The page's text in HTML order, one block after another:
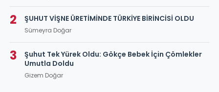
2 ŞUHUT VİŞNE ÜRETİMİNDE TÜRKİYE BİRİNCİSİ OLDU
Sümeyra Doğar
3
Şuhut Tek Yürek Oldu: Gökçe Bebek İçin Çömlekler
Umutla Doldu
Gizem Doğar